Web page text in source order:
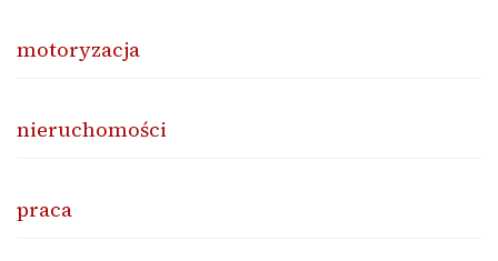
motoryzacja
nieruchomości
praca